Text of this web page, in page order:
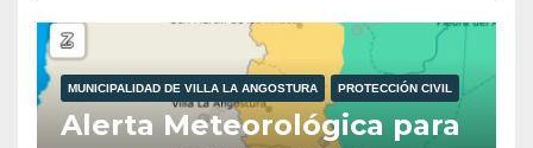
MUNICIPALIDAD DE VILLA LA ANGOSTURA PROTECCIÓN CIVIL
Alerta Meteorológica para